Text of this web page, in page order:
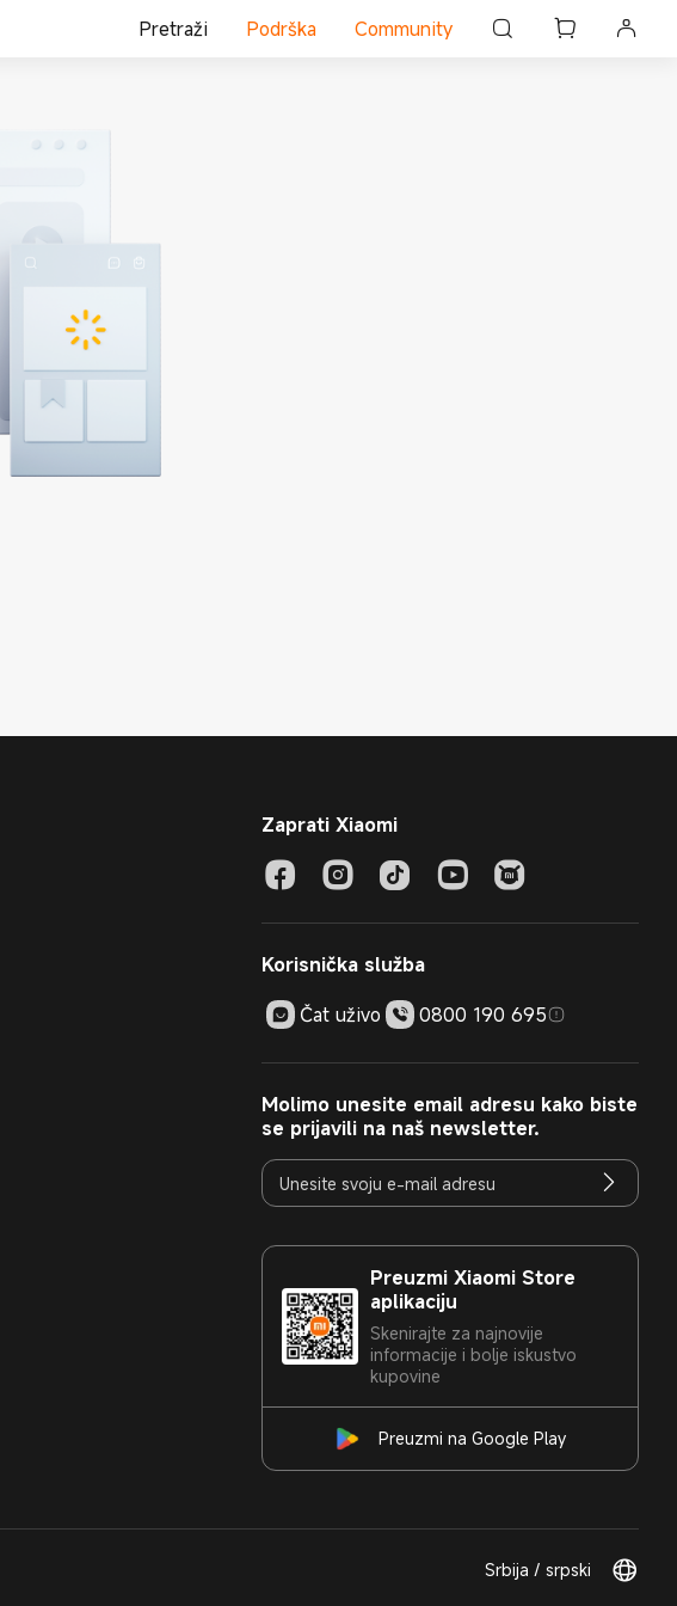
Pretraži Podrška Community
Zaprati Xiaomi
Korisnička služba
Čat uživo
0800 190 695
Molimo unesite email adresu kako biste
se prijavili na naš newsletter.
Preuzmi Xiaomi Store
aplikaciju
Skenirajte za najnovije
informacije i bolje iskustvo
kupovine
Preuzmi na Google Play
Srbija / srpski